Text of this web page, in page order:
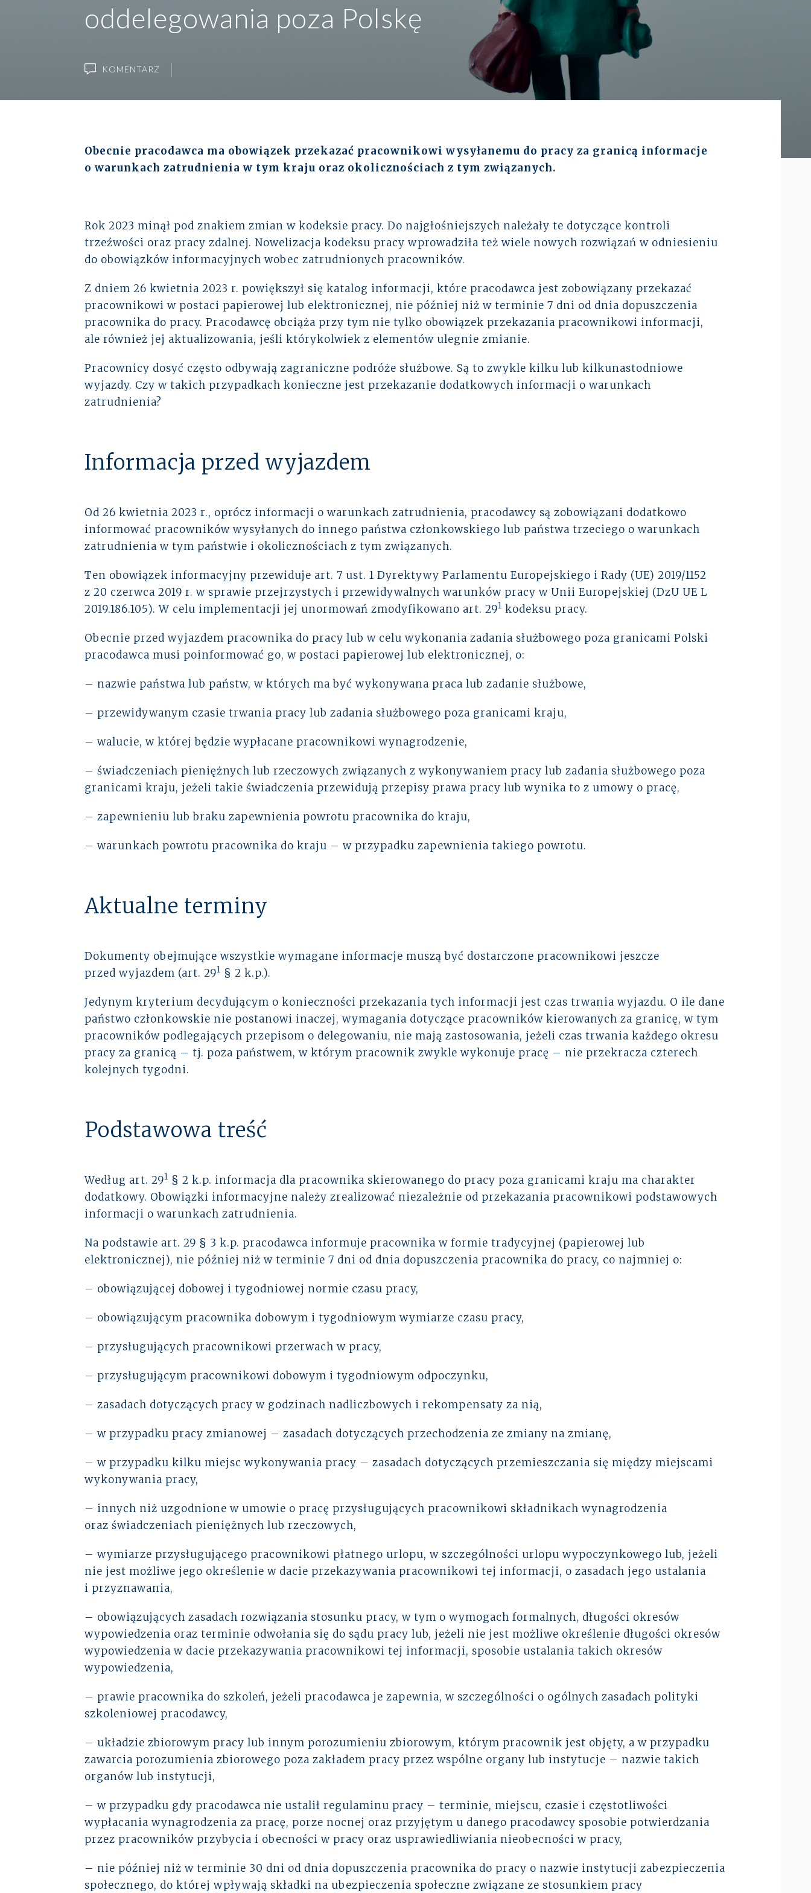
Instytucje rynków finansowych
EKSPERCI
Managing Partner, Accounting
Kadry i płace Zabezpieczenie osób zarządzających
Prawo karne dla biznesu
Baza wiedzy
Gdański Business Center
oddelegowania poza Polskę
KOMENTARZ
Obecnie pracodawca ma obowiązek przekazać pracownikowi wysyłanemu do pracy za granicą informacje
o warunkach zatrudnienia w tym kraju oraz okolicznościach z tym związanych.
Rok 2023 minął pod znakiem zmian w kodeksie pracy. Do najgłośniejszych należały te dotyczące kontroli
trzeźwości oraz pracy zdalnej. Nowelizacja kodeksu pracy wprowadziła też wiele nowych rozwiązań w odniesieniu
do obowiązków informacyjnych wobec zatrudnionych pracowników.
Z dniem 26 kwietnia 2023 r. powiększył się katalog informacji, które pracodawca jest zobowiązany przekazać
pracownikowi w postaci papierowej lub elektronicznej, nie później niż w terminie 7 dni od dnia dopuszczenia
pracownika do pracy. Pracodawcę obciąża przy tym nie tylko obowiązek przekazania pracownikowi informacji,
ale również jej aktualizowania, jeśli którykolwiek z elementów ulegnie zmianie.
Pracownicy dosyć często odbywają zagraniczne podróże służbowe. Są to zwykle kilku lub kilkunastodniowe
wyjazdy. Czy w takich przypadkach konieczne jest przekazanie dodatkowych informacji o warunkach
zatrudnienia?
Informacja przed wyjazdem
Od 26 kwietnia 2023 r., oprócz informacji o warunkach zatrudnienia, pracodawcy są zobowiązani dodatkowo
informować pracowników wysyłanych do innego państwa członkowskiego lub państwa trzeciego o warunkach
zatrudnienia w tym państwie i okolicznościach z tym związanych.
Ten obowiązek informacyjny przewiduje art. 7 ust. 1 Dyrektywy Parlamentu Europejskiego i Rady (UE) 2019/1152
z 20 czerwca 2019 r. w sprawie przejrzystych i przewidywalnych warunków pracy w Unii Europejskiej (DzU UE L
2019.186.105). W celu implementacji jej unormowań zmodyfikowano art. 291 kodeksu pracy.
Obecnie przed wyjazdem pracownika do pracy lub w celu wykonania zadania służbowego poza granicami Polski
pracodawca musi poinformować go, w postaci papierowej lub elektronicznej, o:
– nazwie państwa lub państw, w których ma być wykonywana praca lub zadanie służbowe,
– przewidywanym czasie trwania pracy lub zadania służbowego poza granicami kraju,
– walucie, w której będzie wypłacane pracownikowi wynagrodzenie,
– świadczeniach pieniężnych lub rzeczowych związanych z wykonywaniem pracy lub zadania służbowego poza
granicami kraju, jeżeli takie świadczenia przewidują przepisy prawa pracy lub wynika to z umowy o pracę,
– zapewnieniu lub braku zapewnienia powrotu pracownika do kraju,
– warunkach powrotu pracownika do kraju – w przypadku zapewnienia takiego powrotu.
Aktualne terminy
Dokumenty obejmujące wszystkie wymagane informacje muszą być dostarczone pracownikowi jeszcze
przed wyjazdem (art. 291 § 2 k.p.).
Jedynym kryterium decydującym o konieczności przekazania tych informacji jest czas trwania wyjazdu. O ile dane
państwo członkowskie nie postanowi inaczej, wymagania dotyczące pracowników kierowanych za granicę, w tym
pracowników podlegających przepisom o delegowaniu, nie mają zastosowania, jeżeli czas trwania każdego okresu
pracy za granicą – tj. poza państwem, w którym pracownik zwykle wykonuje pracę – nie przekracza czterech
kolejnych tygodni.
Podstawowa treść
Według art. 291 § 2 k.p. informacja dla pracownika skierowanego do pracy poza granicami kraju ma charakter
dodatkowy. Obowiązki informacyjne należy zrealizować niezależnie od przekazania pracownikowi podstawowych
informacji o warunkach zatrudnienia.
Na podstawie art. 29 § 3 k.p. pracodawca informuje pracownika w formie tradycyjnej (papierowej lub
elektronicznej), nie później niż w terminie 7 dni od dnia dopuszczenia pracownika do pracy, co najmniej o:
– obowiązującej dobowej i tygodniowej normie czasu pracy,
– obowiązującym pracownika dobowym i tygodniowym wymiarze czasu pracy,
– przysługujących pracownikowi przerwach w pracy,
– przysługującym pracownikowi dobowym i tygodniowym odpoczynku,
– zasadach dotyczących pracy w godzinach nadliczbowych i rekompensaty za nią,
– w przypadku pracy zmianowej – zasadach dotyczących przechodzenia ze zmiany na zmianę,
– w przypadku kilku miejsc wykonywania pracy – zasadach dotyczących przemieszczania się między miejscami
wykonywania pracy,
– innych niż uzgodnione w umowie o pracę przysługujących pracownikowi składnikach wynagrodzenia
oraz świadczeniach pieniężnych lub rzeczowych,
– wymiarze przysługującego pracownikowi płatnego urlopu, w szczególności urlopu wypoczynkowego lub, jeżeli
nie jest możliwe jego określenie w dacie przekazywania pracownikowi tej informacji, o zasadach jego ustalania
i przyznawania,
– obowiązujących zasadach rozwiązania stosunku pracy, w tym o wymogach formalnych, długości okresów
wypowiedzenia oraz terminie odwołania się do sądu pracy lub, jeżeli nie jest możliwe określenie długości okresów
wypowiedzenia w dacie przekazywania pracownikowi tej informacji, sposobie ustalania takich okresów
wypowiedzenia,
– prawie pracownika do szkoleń, jeżeli pracodawca je zapewnia, w szczególności o ogólnych zasadach polityki
szkoleniowej pracodawcy,
– układzie zbiorowym pracy lub innym porozumieniu zbiorowym, którym pracownik jest objęty, a w przypadku
zawarcia porozumienia zbiorowego poza zakładem pracy przez wspólne organy lub instytucje – nazwie takich
organów lub instytucji,
– w przypadku gdy pracodawca nie ustalił regulaminu pracy – terminie, miejscu, czasie i częstotliwości
wypłacania wynagrodzenia za pracę, porze nocnej oraz przyjętym u danego pracodawcy sposobie potwierdzania
przez pracowników przybycia i obecności w pracy oraz usprawiedliwiania nieobecności w pracy,
– nie później niż w terminie 30 dni od dnia dopuszczenia pracownika do pracy o nazwie instytucji zabezpieczenia
społecznego, do której wpływają składki na ubezpieczenia społeczne związane ze stosunkiem pracy